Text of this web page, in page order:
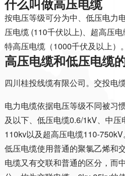
什么叫做高压电缆
按电压等级可分为中、低压电力
压电缆 (110千伏以上)、超高压
特高压电缆（1000千伏及以上）。
高压电缆和低压电缆
四川桂投线缆有限公司。交投电缆
电力电缆依据电压等级不同被习
及以下、低压电缆0.6/1kV、中
110kv以及超高压电缆110-750kV。
低压电缆使用普通的聚氯乙烯和
电缆又有交联和普通的区分，而